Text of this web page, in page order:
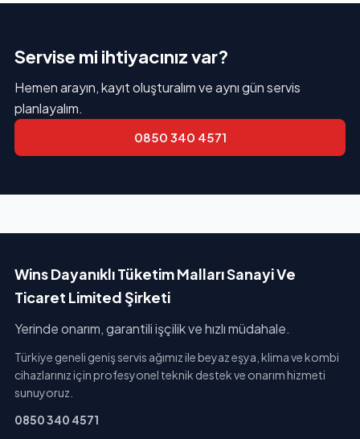
Servise mi ihtiyacınız var?
Hemen arayın, kayıt oluşturalım ve aynı gün servis
planlayalım.
0850 340 4571
Wins Dayanıklı Tüketim Malları Sanayi Ve
Ticaret Limited Şirketi
Yerinde onarım, garantili işçilik ve hızlı müdahale.
Türkiye geneli geniş servis ağımız ile beyaz eşya, klima ve kombi
cihazlarınız için profesyonel teknik destek ve onarım hizmeti
sunuyoruz.
0850 340 4571